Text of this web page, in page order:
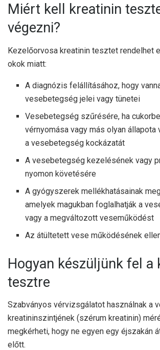
Miért kell kreatinin
végezni?
Kezelőorvosa kreatinin tesztet rendelhet
okok miatt:
A diagnózis felállításához, hogy
vesebetegség jelei vagy tünetei
Vesebetegség szűrésére, ha
vérnyomása vagy más olyan állapota
a vesebetegség kockázatát
A vesebetegség kezelésének vagy
nyomon követésére
A gyógyszerek mellékhatásainak
amelyek magukban foglalhatják a
vagy a megváltozott veseműködést
Az átültetett vese működésének
Hogyan készüljünk fel a
tesztre
Szabványos vérvizsgálatot használnak a
kreatininszintjének (szérum kreatinin)
megkérheti, hogy ne egyen egy éjszakán
előtt.